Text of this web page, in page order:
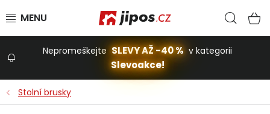
Nepromeškejte SLEVY AŽ -40 % v kategorii
Slevoakce!
Stolní brusky